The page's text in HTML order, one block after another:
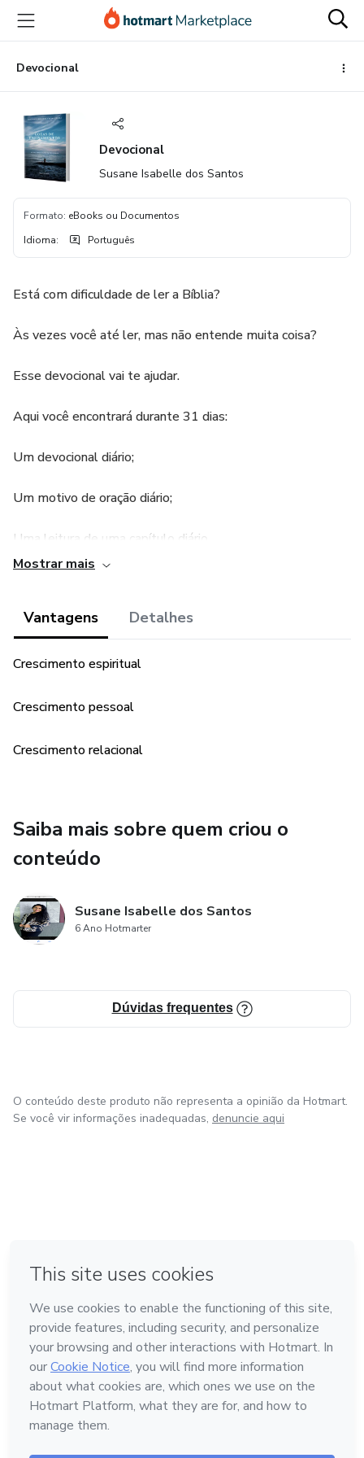
para
conteúdo
principal
para
pagamento
para
rodapé
Devocional
Devocional
Susane Isabelle dos Santos
Formato: eBooks ou Documentos
Idioma: Português
Está com dificuldade de ler a Bíblia?
Às vezes você até ler, mas não entende muita coisa?
Esse devocional vai te ajudar.
Aqui você encontrará durante 31 dias:
Um devocional diário;
Um motivo de oração diário;
Uma leitura de uma capítulo diário.
leitura de todo o livro de Provérbios.
Mostrar mais
Vantagens Detalhes
Crescimento espiritual
Crescimento pessoal
Crescimento relacional
Saiba mais sobre quem criou o
conteúdo
Susane Isabelle dos Santos
6 Ano Hotmarter
Dúvidas frequentes
O conteúdo deste produto não representa a opinião da Hotmart.
Se você vir informações inadequadas, denuncie aqui
Feito com ❤ na Cidade do México
Conheça a Hotmart
Idioma
Português